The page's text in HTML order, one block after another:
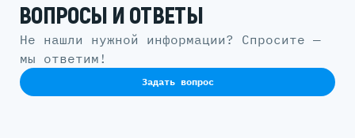
ВОПРОСЫ И ОТВЕТЫ
Не нашли нужной информации? Спросите —
мы ответим!
Задать вопрос